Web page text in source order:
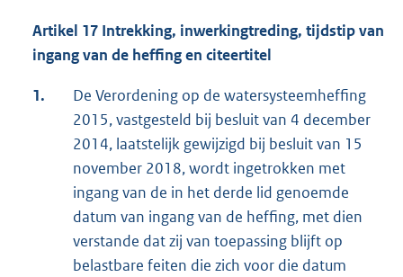
Artikel 17 Intrekking, inwerkingtreding, tijdstip van
ingang van de heffing en citeertitel
1.
De Verordening op de watersysteemheffing
2015, vastgesteld bij besluit van 4 december
2014, laatstelijk gewijzigd bij besluit van 15
november 2018, wordt ingetrokken met
ingang van de in het derde lid genoemde
datum van ingang van de heffing, met dien
verstande dat zij van toepassing blijft op
belastbare feiten die zich voor die datum